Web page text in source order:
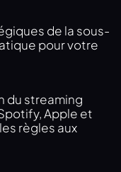
de la sous-
pour votre
du streaming
Apple et
règles aux